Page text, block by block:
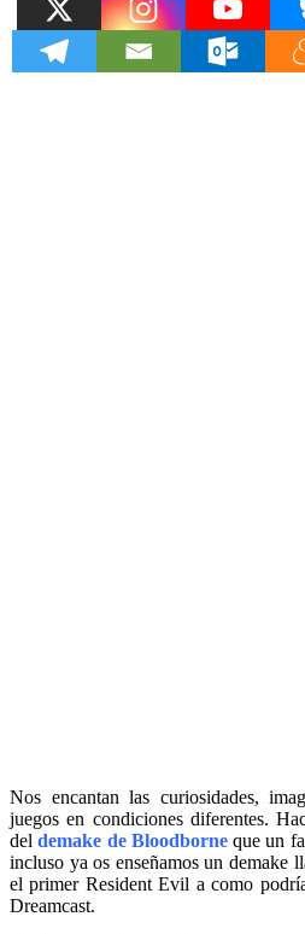
Nos encantan las curiosidades,
juegos en condiciones diferentes.
deldemake de Bloodborneque un
incluso ya os enseñamos un demake
el primer Resident Evil a como
Dreamcast.